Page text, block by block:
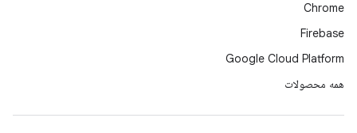
Chrome
Firebase
Google Cloud Platform
همه محصولات